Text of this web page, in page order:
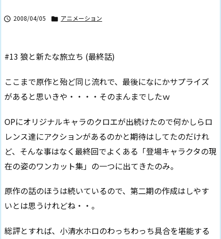
 2008/04/05  アニメーション
#13 狼と新たな旅立ち (最終話)
ここまで原作と殆ど同じ流れで、最後になにかサプライズ
があると思いきや・・・・そのまんまでしたｗ
OPにオリジナルキャラのクロエが出続けたので何かしらロ
レンス達にアクションがあるのかと期待はしてたのだけれ
ど、そんな事はなく最終回でよくある「登場キャラクタの現
在の姿のワンカット集」の一つに出てきたのみ。
原作の話のほうは続いているので、第二期の作成はしやす
いとは思うけれどね・・。
総評とすれば、小清水ホロのわっちわっち具合を堪能する